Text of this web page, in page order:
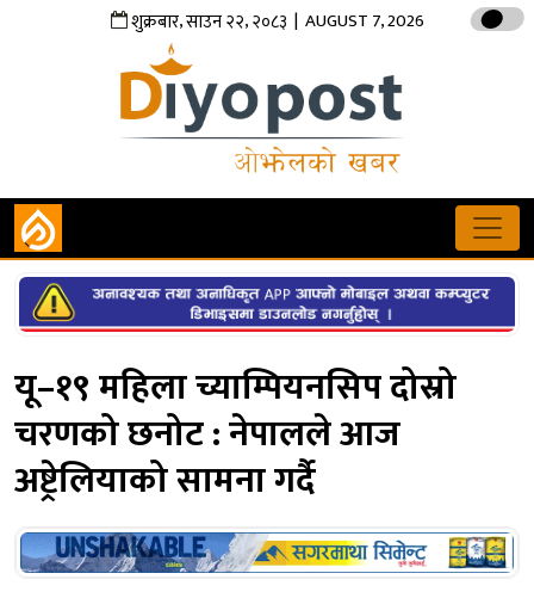
शुक्रबार,साउन२२,२०८३ | AUGUST 7, 2026
यू–१९ महिला च्याम्पियनसिप दोस्रो
चरणको छनोट : नेपालले आज
अष्ट्रेलियाको सामना गर्दै